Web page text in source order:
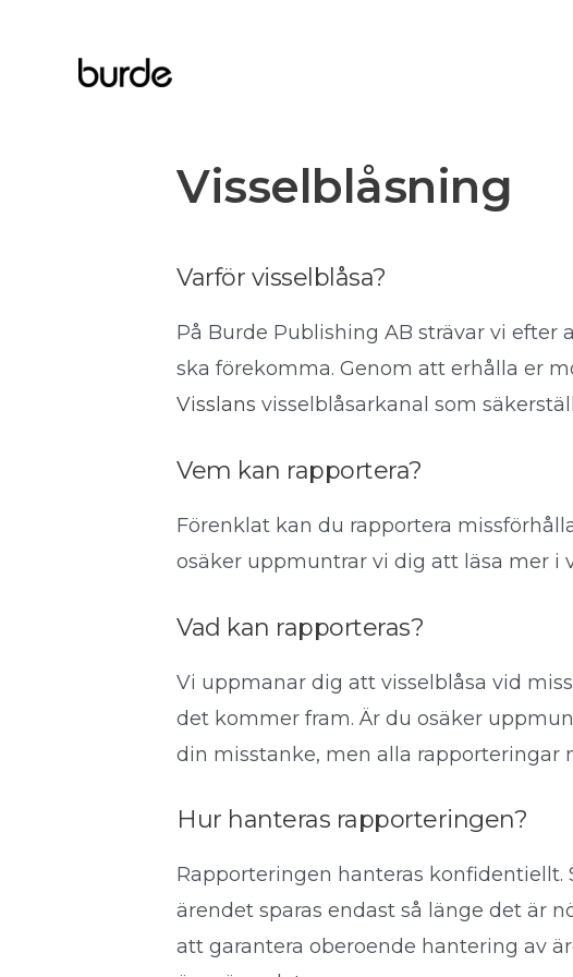
innehåll
Visselblåsning
Varför visselblåsa?
På Burde Publishing AB strävar vi
ska förekomma. Genom att erhålla er
Visslans visselblåsarkanal som
Vem kan rapportera?
Förenklat kan du rapportera
osäker uppmuntrar vi dig att läsa mer i
Vad kan rapporteras?
Vi uppmanar dig att visselblåsa vid
det kommer fram. Är du osäker
din misstanke, men alla rapporteringar
Hur hanteras rapporteringen?
Rapporteringen hanteras
ärendet sparas endast så länge det är
att garantera oberoende hantering av